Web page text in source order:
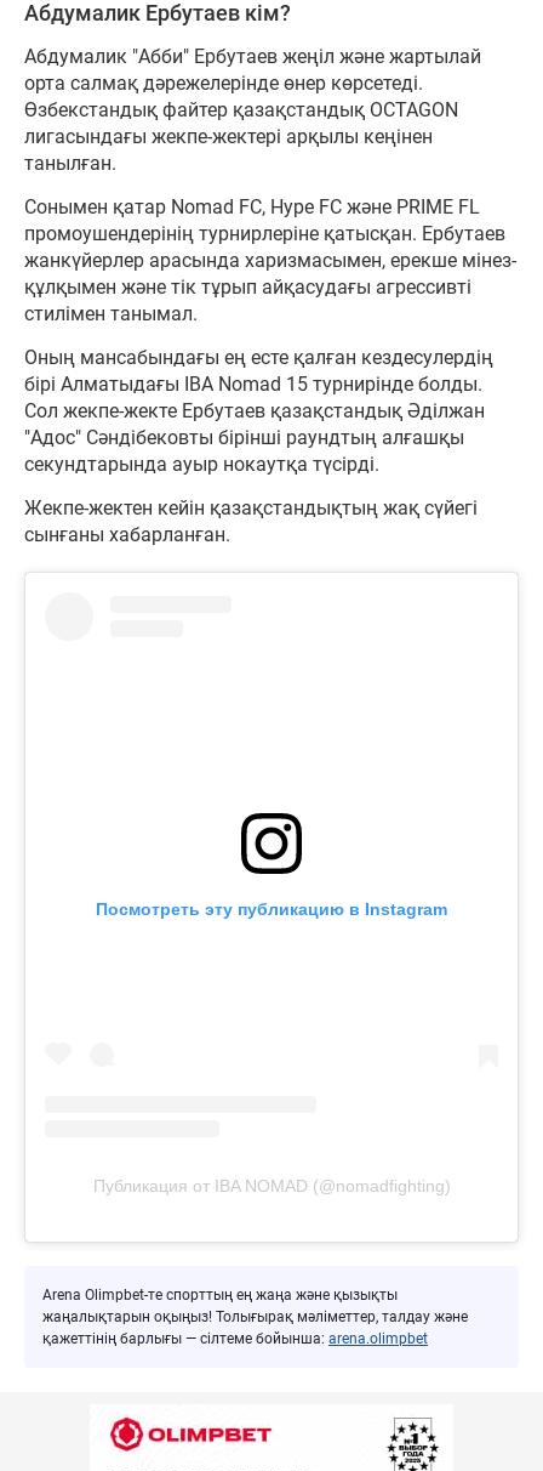
Абдумалик Ербутаев кім?
Абдумалик "Абби" Ербутаев жеңіл және жартылай
орта салмақ дәрежелерінде өнер көрсетеді.
Өзбекстандық файтер қазақстандық OCTAGON
лигасындағы жекпе-жектері арқылы кеңінен
танылған.
Сонымен қатар Nomad FC, Hype FC және PRIME FL
промоушендерінің турнирлеріне қатысқан. Ербутаев
жанкүйерлер арасында харизмасымен, ерекше мінез-
құлқымен және тік тұрып айқасудағы агрессивті
стилімен танымал.
Оның мансабындағы ең есте қалған кездесулердің
бірі Алматыдағы IBA Nomad 15 турнирінде болды.
Сол жекпе-жекте Ербутаев қазақстандық Әділжан
"Адос" Сәндібековты бірінші раундтың алғашқы
секундтарында ауыр нокаутқа түсірді.
Жекпе-жектен кейін қазақстандықтың жақ сүйегі
сынғаны хабарланған.
Посмотреть эту публикацию в Instagram
Публикация от IBA NOMAD (@nomadfighting)
Arena Olimpbet-те спорттың ең жаңа және қызықты
жаңалықтарын оқыңыз! Толығырақ мәліметтер, талдау және
қажеттінің барлығы — сілтеме бойынша: arena.olimpbet